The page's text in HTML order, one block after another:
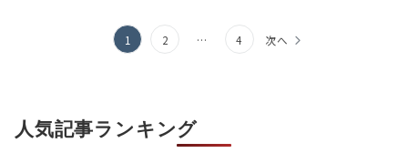
ペ
1 2 … 4 次へ
人気記事ランキング